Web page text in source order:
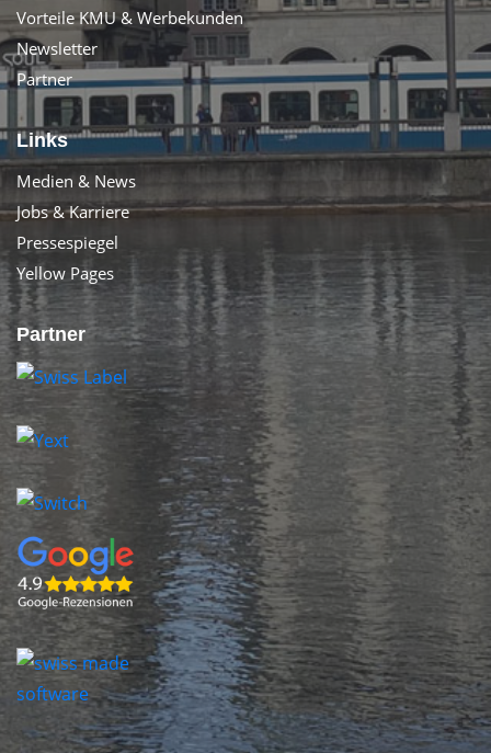
Vorteile KMU & Werbekunden
Newsletter
Partner
Links
Medien & News
Jobs & Karriere
Pressespiegel
Yellow Pages
Partner